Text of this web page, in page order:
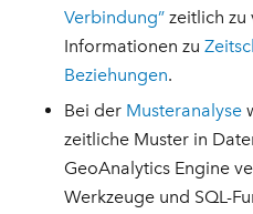
Verbindung” zeitlich
Informationen zu
Beziehungen.
Bei der Musteranalyse
zeitliche Muster in
GeoAnalytics Engine
Werkzeuge und SQL-